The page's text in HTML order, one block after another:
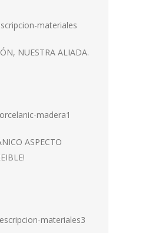
NUESTRA ALIADA.
ASPECTO